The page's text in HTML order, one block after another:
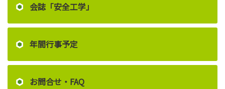
会誌「安全工学」
年間行事予定
お問合せ・FAQ